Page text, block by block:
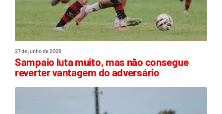
27 de junho de 2026
Sampaio luta muito, mas não consegue
reverter vantagem do adversário